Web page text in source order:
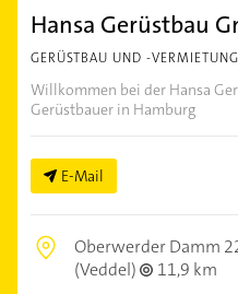
Hansa Gerüstbau
GERÜSTBAU UND -VERMIETUNG
Willkommen bei der Hansa
Gerüstbauer in Hamburg
E-Mail
Oberwerder Damm
(Veddel)
11,9 km